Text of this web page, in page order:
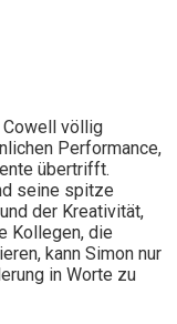
völlig
Performance,
übertrifft.
seine spitze
der Kreativität,
Kollegen, die
kann Simon nur
in Worte zu